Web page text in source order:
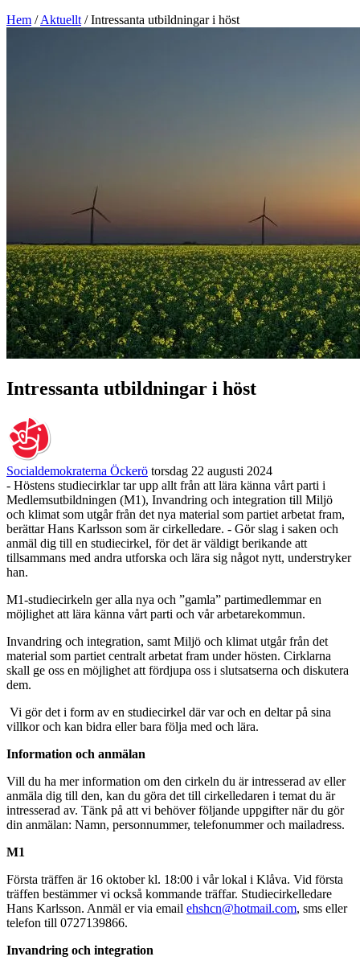
Hem /Aktuellt /Intressanta utbildningar i höst
Intressanta utbildningar i höst
Socialdemokraterna Öckerö torsdag 22 augusti 2024
- Höstens studiecirklar tar upp allt från att lära känna vårt parti i
Medlemsutbildningen (M1), Invandring och integration till Miljö
och klimat som utgår från det nya material som partiet arbetat fram,
berättar Hans Karlsson som är cirkelledare. - Gör slag i saken och
anmäl dig till en studiecirkel, för det är väldigt berikande att
tillsammans med andra utforska och lära sig något nytt, understryker
han.
M1-studiecirkeln ger alla nya och ”gamla” partimedlemmar en
möjlighet att lära känna vårt parti och vår arbetarekommun.
Invandring och integration, samt Miljö och klimat utgår från det
material som partiet centralt arbetat fram under hösten. Cirklarna
skall ge oss en möjlighet att fördjupa oss i slutsatserna och diskutera
dem.
Vi gör det i form av en studiecirkel där var och en deltar på sina
villkor och kan bidra eller bara följa med och lära.
Information och anmälan
Vill du ha mer information om den cirkeln du är intresserad av eller
anmäla dig till den, kan du göra det till cirkelledaren i temat du är
intresserad av. Tänk på att vi behöver följande uppgifter när du gör
din anmälan: Namn, personnummer, telefonummer och mailadress.
M1
Första träffen är 16 oktober kl. 18:00 i vår lokal i Klåva. Vid första
träffen bestämmer vi också kommande träffar. Studiecirkelledare
Hans Karlsson. Anmäl er via email ehshcn@hotmail.com, sms eller
telefon till 0727139866.
Invandring och integration